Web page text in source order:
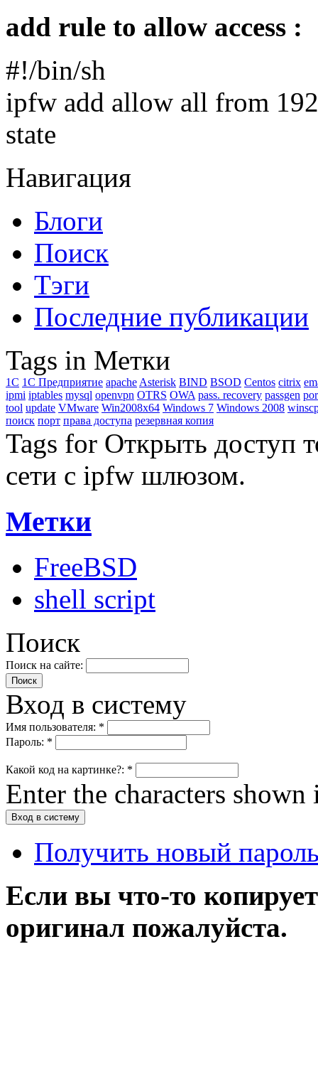
add rule to allow access :
#!/bin/sh
ipfw add allow all from
state
Навигация
Блоги
Поиск
Тэги
Последние публикации
Tags in Метки
1C 1С Предприятие apache Asterisk BIND BSOD Centos citrix
ipmi iptables mysql openvpn OTRS OWA pass. recovery passgen
tool update VMware Win2008x64 Windows 7 Windows 2008
поиск порт права доступа резервная копия
Tags for Открыть доступ
сети с ipfw шлюзом.
Метки
FreeBSD
shell script
Поиск
Поиск на сайте:
Вход в систему
Имя пользователя: *
Пароль: *
Какой код на картинке?: *
Enter the characters shown
Получить новый
Если вы что-то
оригинал пожалуйста.